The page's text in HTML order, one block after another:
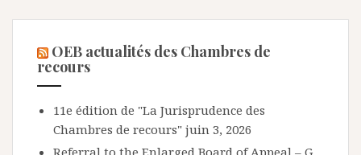
OEB actualités des Chambres de
recours
11e édition de "La Jurisprudence des
Chambres de recours" juin 3, 2026
Referral to the Enlarged Board of Appeal – G